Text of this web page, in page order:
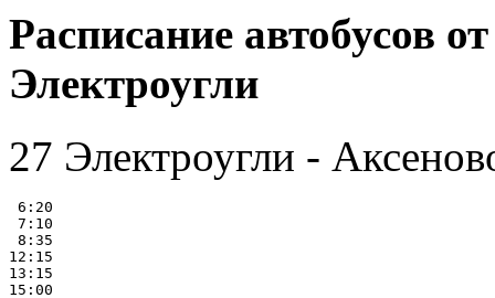
Расписание автобусов
Электроугли
27 Электроугли -
6:20
7:10
8:35
12:15
13:15
15:00